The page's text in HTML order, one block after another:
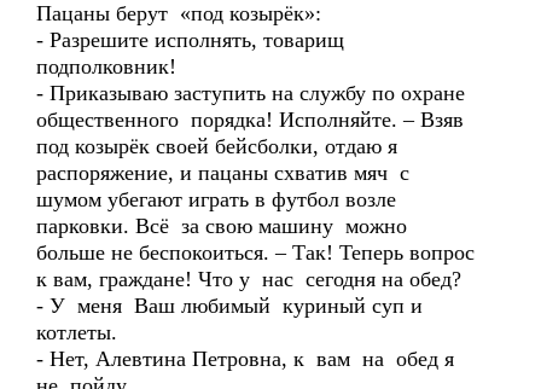
Пацаны берут «под козырёк»:
- Разрешите исполнять, товарищ
подполковник!
- Приказываю заступить на службу по охране
общественного порядка! Исполняйте. – Взяв
под козырёк своей бейсболки, отдаю я
распоряжение, и пацаны схватив мяч с
шумом убегают играть в футбол возле
парковки. Всё за свою машину можно
больше не беспокоиться. – Так! Теперь вопрос
к вам, граждане! Что у нас сегодня на обед?
- У меня Ваш любимый куриный суп и
котлеты.
- Нет, Алевтина Петровна, к вам на обед я